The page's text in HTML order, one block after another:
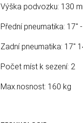
Výška podvozku: 130
Přední pneumatika: 17"
Zadní pneumatika: 17"
Počet míst k sezení: 2
Max.nosnost: 160 kg